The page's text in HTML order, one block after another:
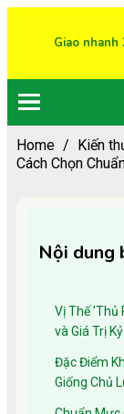
Giao
Home / Kiến
Cách Chọn
Nội dung
Vị Thế 'Thủ
và Giá Trị
Đặc Điểm
Giống Chủ